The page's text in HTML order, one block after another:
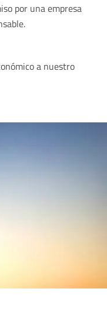
por una empresa
a nuestro